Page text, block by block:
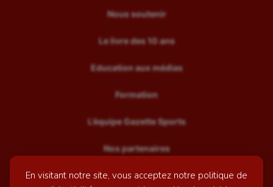
En visitant notre site, vous acceptez notre politique de
Nous soutenir
Le livre des 10 ans
Education aux médias
Formation
L’équipe Gazette Sports
Nos partenaires
Recrutement